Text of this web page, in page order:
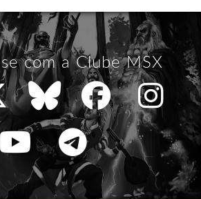
com a Clube MSX